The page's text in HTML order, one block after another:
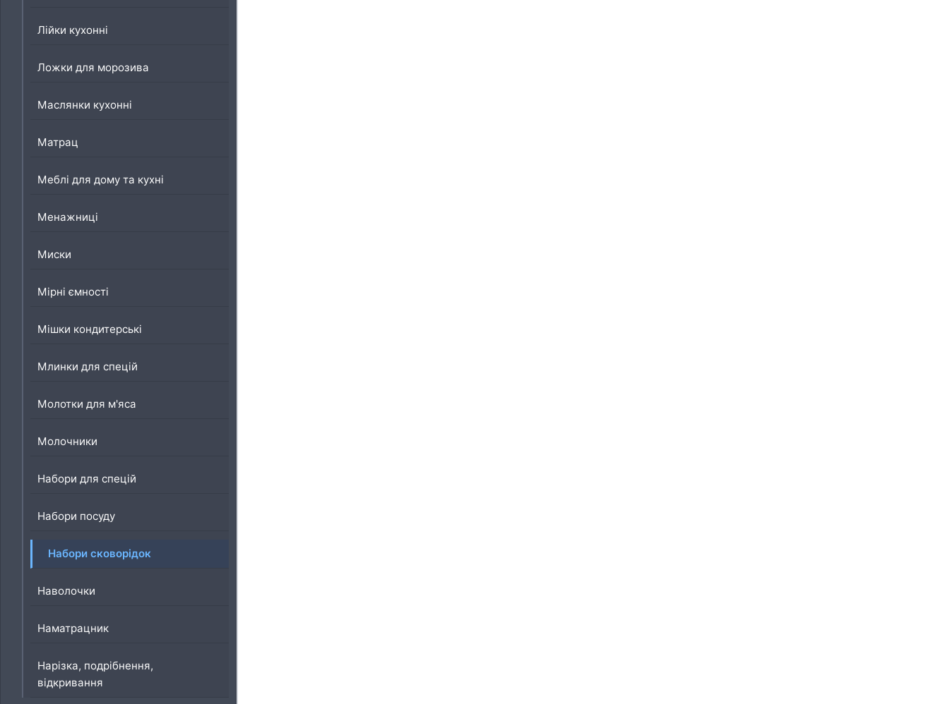
Лійки кухонні
Ложки для морозива
Маслянки кухонні
Матрац
Меблі для дому та кухні
Менажниці
Миски
Мірні ємності
Мішки кондитерські
Млинки для спецій
Молотки для м'яса
Молочники
Набори для спецій
Набори посуду
Набори сковорідок
Наволочки
Наматрацник
Нарізка, подрібнення,
відкривання